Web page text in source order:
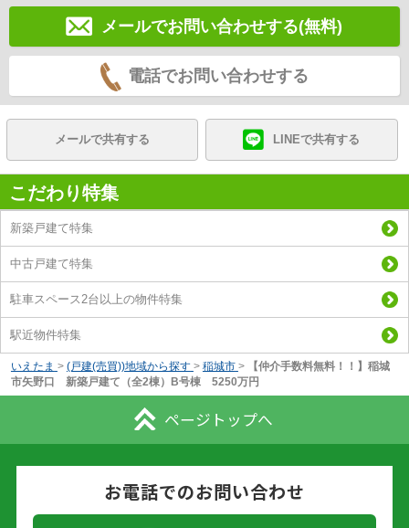
メールでお問い合わせする(無料)
電話でお問い合わせする
メールで共有する LINEで共有する
こだわり特集
新築戸建て特集
中古戸建て特集
駐車スペース2台以上の物件特集
駅近物件特集
いえたま > (戸建(売買))地域から探す > 稲城市 >
【仲介手数料無料！！】稲城
市矢野口 新築戸建て（全2棟）B号棟 5250万円
ページトップへ
お電話でのお問い合わせ